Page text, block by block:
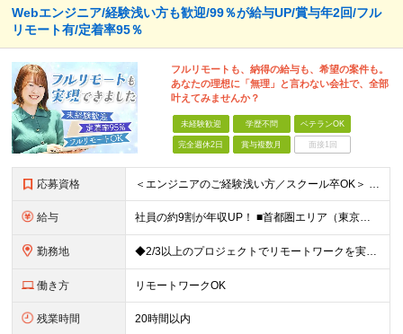
Webエンジニア/経験浅い方も歓迎/99％が給与UP/賞与年2回/フル
リモート有/定着率95％
フルリモートも、納得の給与も、希望の案件も。
あなたの理想に「無理」と言わない会社で、全部
叶えてみませんか？
未経験歓迎 学歴不問 ベテランOK
完全週休2日 賞与複数月 面接1回
応募資格 ＜エンジニアのご経験浅い方／スクール卒OK＞ ◆学歴不問 ◆未経験OK ＜こんな方は大歓迎！＞ ◎今の収入に不満がある方 ◎新しい言語・スキルに挑戦したい方 ◎腰を据えて活躍したい方 ◎頑張りを評価
給与 社員の約9割が年収UP！ ■首都圏エリア（東京、神奈川、千葉、埼玉勤務） 月給25万円～26万円（固定残業代含む） ※固定残業代は、時間外労働の有無に関わらず17時間分を30,000円～31,200
勤務地 ◆2/3以上のプロジェクトでリモートワークを実施中！ ≪自社拠点≫ ・東京本社／東京都千代田区丸の内二丁目6番1号 丸の内パークビルディング6階 ・関西支社／⼤阪府⼤阪市中央区安⼟町2-3-13 ⼤
働き方 リモートワークOK
残業時間 20時間以内